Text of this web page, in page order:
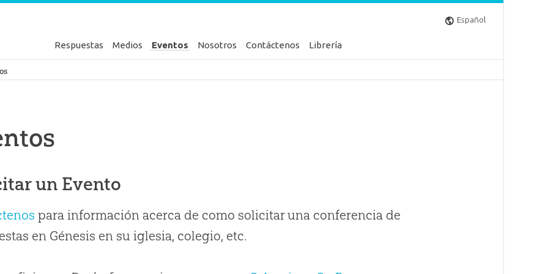
Español
Respuestas Medios Eventos Nosotros Contáctenos Librería
Génesis
un Evento
para información acerca de como solicitar una conferencia de
en Génesis en su iglesia, colegio, etc.